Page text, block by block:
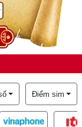
Điểm sim